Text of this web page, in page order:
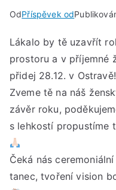
OdPříspěvek od
Lákalo by tě uzavřít
prostoru a v příjemné
přidej 28.12. v Ostravě!
Zveme tě na náš
závěr roku,
s lehkostí propustíme
Čeká nás
tanec, tvoření vision